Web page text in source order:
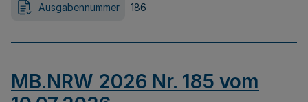
Ausgabennummer 186
MB.NRW 2026 Nr. 185 vom